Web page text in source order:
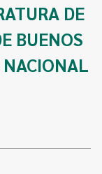
y
DE
BUENOS
NACIONAL